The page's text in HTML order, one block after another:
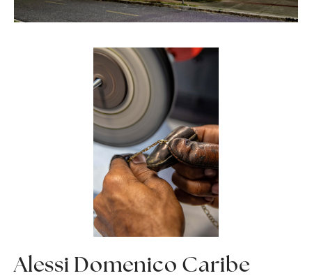
Alessi Domenico Caribe